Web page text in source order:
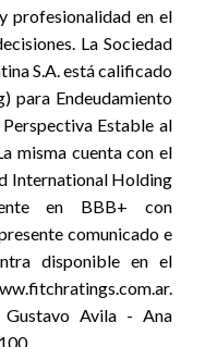
profesionalidad en el
La Sociedad
S.A. está calificado
para Endeudamiento
Estable al
misma cuenta con el
International Holding
en BBB+ con
comunicado e
disponible en el
Gustavo Avila - Ana